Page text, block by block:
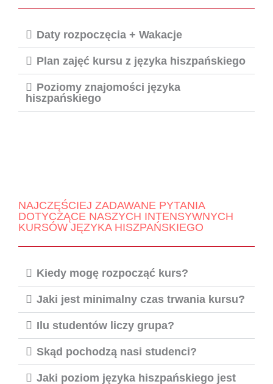
Daty rozpoczęcia + Wakacje
Plan zajęć kursu z języka hiszpańskiego
Poziomy znajomości języka
hiszpańskiego
NAJCZĘŚCIEJ ZADAWANE PYTANIA
DOTYCZĄCE NASZYCH INTENSYWNYCH
KURSÓW JĘZYKA HISZPAŃSKIEGO
Kiedy mogę rozpocząć kurs?
Jaki jest minimalny czas trwania kursu?
Ilu studentów liczy grupa?
Skąd pochodzą nasi studenci?
Jaki poziom języka hiszpańskiego jest